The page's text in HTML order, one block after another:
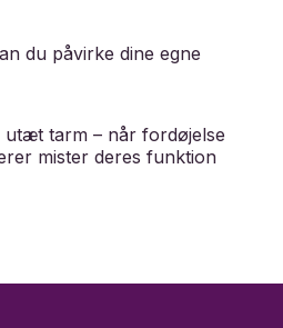
du påvirke dine egne
utæt tarm – når fordøjelse
mister deres funktion